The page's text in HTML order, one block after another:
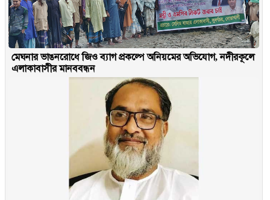
মেঘনার ভাঙনরোধে জিও ব্যাগ প্রকল্পে অনিয়মের অভিযোগ, নদীরকূলে
এলাকাবাসীর মানববন্ধন